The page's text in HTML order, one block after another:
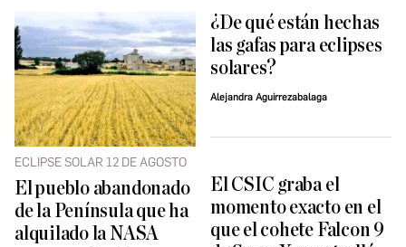
ECLIPSE SOLAR 12 DE AGOSTO
El pueblo abandonado
de la Península que ha
alquilado la NASA
¿De qué están hechas
las gafas para eclipses
solares?
Alejandra Aguirrezabalaga
El CSIC graba el
momento exacto en el
que el cohete Falcon 9